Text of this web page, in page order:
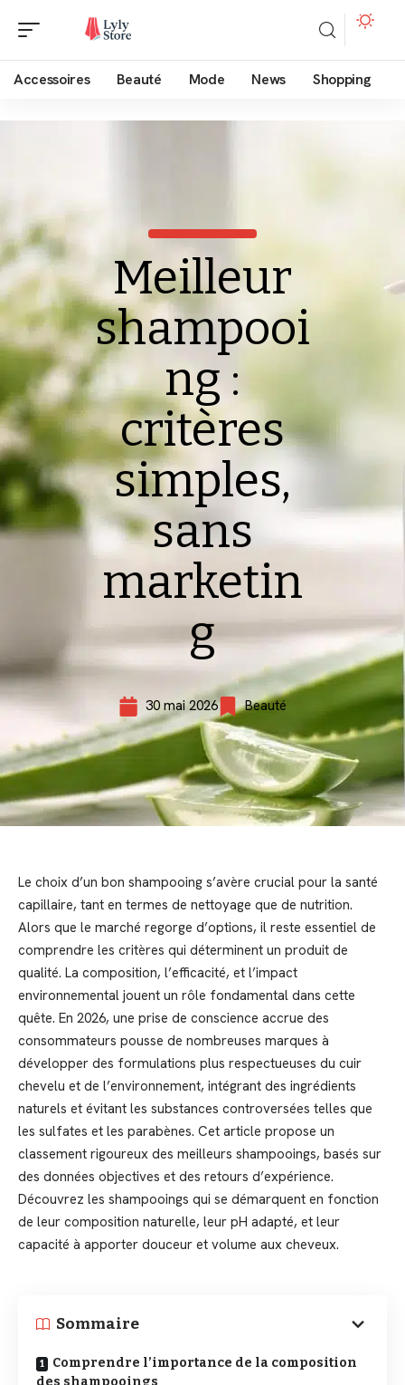
Accessoires Beauté Mode News Shopping
Meilleur
shampooi
ng :
critères
simples,
sans
marketin
g
30 mai 2026 Beauté
Le choix d’un bon shampooing s’avère crucial pour la santé
capillaire, tant en termes de nettoyage que de nutrition.
Alors que le marché regorge d’options, il reste essentiel de
comprendre les critères qui déterminent un produit de
qualité. La composition, l’efficacité, et l’impact
environnemental jouent un rôle fondamental dans cette
quête. En 2026, une prise de conscience accrue des
consommateurs pousse de nombreuses marques à
développer des formulations plus respectueuses du cuir
chevelu et de l’environnement, intégrant des ingrédients
naturels et évitant les substances controversées telles que
les sulfates et les parabènes. Cet article propose un
classement rigoureux des meilleurs shampooings, basés sur
des données objectives et des retours d’expérience.
Découvrez les shampooings qui se démarquent en fonction
de leur composition naturelle, leur pH adapté, et leur
capacité à apporter douceur et volume aux cheveux.
Sommaire
Comprendre l’importance de la composition
des shampooings